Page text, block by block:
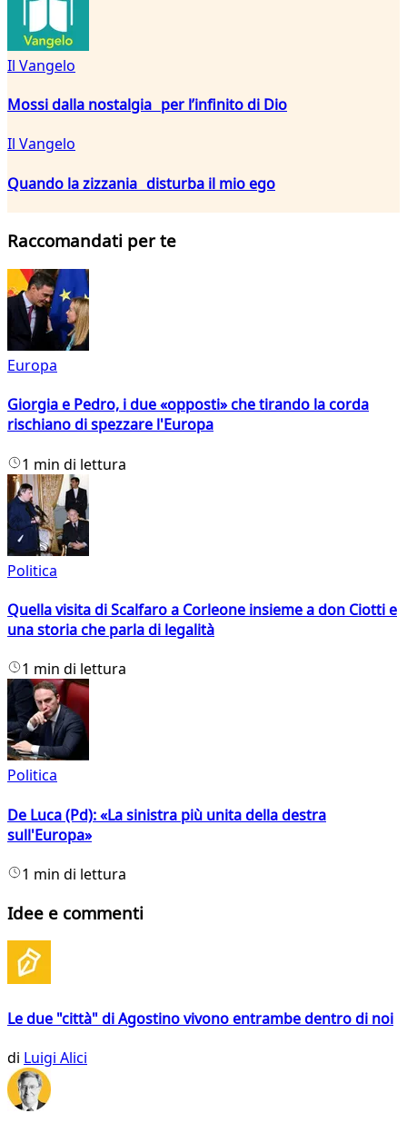
Il Vangelo
Mossi dalla nostalgia per l’infinito di Dio
Il Vangelo
Quando la zizzania disturba il mio ego
Raccomandati per te
Europa
Giorgia e Pedro, i due «opposti» che tirando la corda
rischiano di spezzare l'Europa
1 min di lettura
Politica
Quella visita di Scalfaro a Corleone insieme a don Ciotti e
una storia che parla di legalità
1 min di lettura
Politica
De Luca (Pd): «La sinistra più unita della destra
sull'Europa»
1 min di lettura
Idee e commenti
Le due "città" di Agostino vivono entrambe dentro di noi
di Luigi Alici